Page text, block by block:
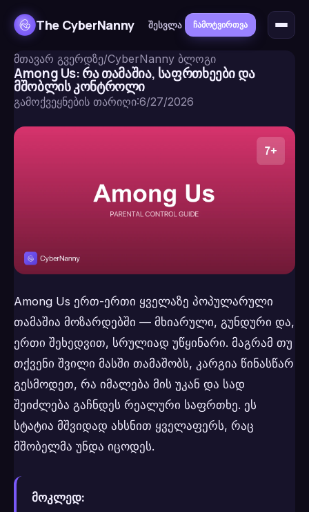
The CyberNanny შესვლა ჩამოტვირთვა
მთავარ გვერდზე/CyberNanny ბლოგი
Among Us: რა თამაშია, საფრთხეები და
მშობლის კონტროლი
გამოქვეყნების თარიღი:6/27/2026
Among Us ერთ-ერთი ყველაზე პოპულარული
თამაშია მოზარდებში — მხიარული, გუნდური და,
ერთი შეხედვით, სრულიად უწყინარი. მაგრამ თუ
თქვენი შვილი მასში თამაშობს, კარგია წინასწარ
გესმოდეთ, რა იმალება მის უკან და სად
შეიძლება გაჩნდეს რეალური საფრთხე. ეს
სტატია მშვიდად ახსნით ყველაფერს, რაც
მშობელმა უნდა იცოდეს.
მოკლედ: